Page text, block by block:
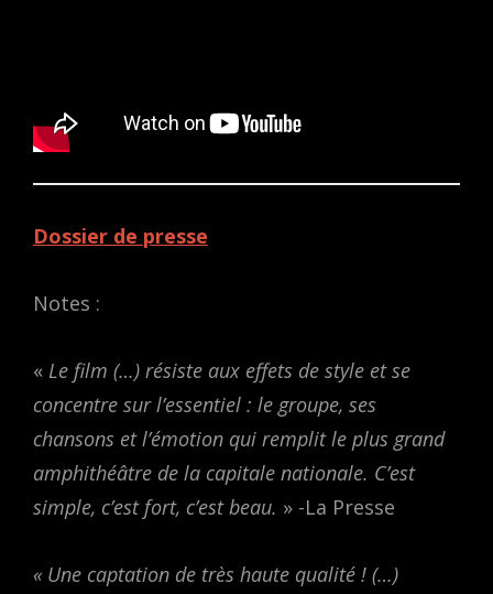
Dossier de presse
Notes :
« Le film (…) résiste aux effets de style et se
concentre sur l’essentiel : le groupe, ses
chansons et l’émotion qui remplit le plus grand
amphithéâtre de la capitale nationale. C’est
simple, c’est fort, c’est beau. » -La Presse
« Une captation de très haute qualité ! (…)